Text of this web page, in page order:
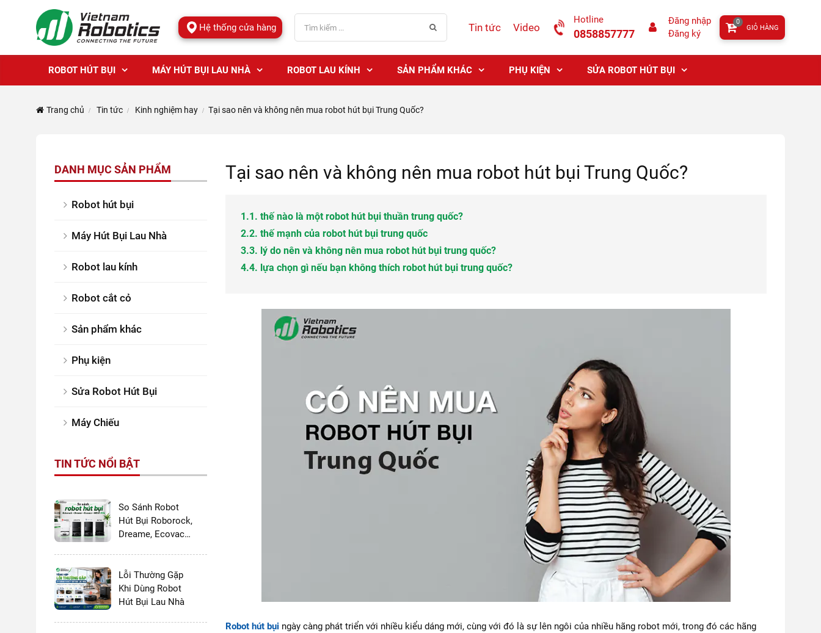
Hệ thống cửa hàng Tin tức Video
Hotline
0858857777
Đăng nhập
Đăng ký
GIỎ HÀNG
0
ROBOT HÚT BỤI MÁY HÚT BỤI LAU NHÀ ROBOT LAU KÍNH SẢN PHẨM KHÁC PHỤ KIỆN SỬA ROBOT HÚT BỤI
Trang chủ Tin tức Kinh nghiệm hay Tại sao nên và không nên mua robot hút bụi Trung Quốc?
DANH MỤC SẢN PHẨM
Robot hút bụi
Máy Hút Bụi Lau Nhà
Robot lau kính
Robot cắt cỏ
Sản phẩm khác
Phụ kiện
Sửa Robot Hút Bụi
Máy Chiếu
TIN TỨC NỔI BẬT
So Sánh Robot
Hút Bụi Roborock,
Dreame, Ecovacs
Hiệu Nào?
Lỗi Thường Gặp
Khi Dùng Robot
Hút Bụi Lau Nhà
Tại sao nên và không nên mua robot hút bụi Trung Quốc?
1.1. thế nào là một robot hút bụi thuần trung quốc?
2.2. thế mạnh của robot hút bụi trung quốc
3.3. lý do nên và không nên mua robot hút bụi trung quốc?
4.4. lựa chọn gì nếu bạn không thích robot hút bụi trung quốc?
Robot hút bụi ngày càng phát triển với nhiều kiểu dáng mới, cùng với đó là sự lên ngôi của nhiều hãng robot mới, trong đó các hãng